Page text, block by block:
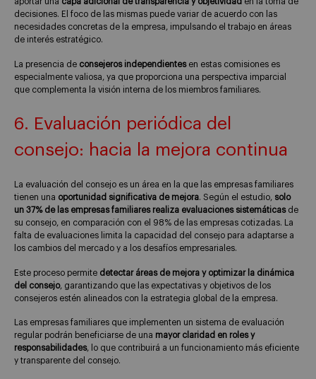
aportar una capa adicional de transparencia y objetividad en la toma de
decisiones. El foco de las mismas puede variar de acuerdo con las
necesidades concretas de la empresa, impulsando el trabajo en áreas
de interés estratégico.
La presencia de consejeros independientesen estas comisiones es
especialmente valiosa, ya que proporciona una perspectiva imparcial
que complementa la visión interna de los miembros familiares.
6. Evaluación periódica del
consejo: hacia la mejora continua
La evaluación del consejo es un área en la que las empresas familiares
tienen una oportunidad significativa de mejora. Según el estudio, solo
un 37% de las empresas familiares realiza evaluaciones sistemáticasde
su consejo, en comparación con el 98% de las empresas cotizadas. La
falta de evaluaciones limita la capacidad del consejo para adaptarse a
los cambios del mercado y a los desafíos empresariales.
Este proceso permite detectar áreas de mejora y optimizar la dinámica
del consejo, garantizando que las expectativas y objetivos de los
consejeros estén alineados con la estrategia global de la empresa.
Las empresas familiares que implementen un sistema de evaluación
regular podrán beneficiarse de una mayor claridad en roles y
responsabilidades, lo que contribuirá a un funcionamiento más eficiente
y transparente del consejo.